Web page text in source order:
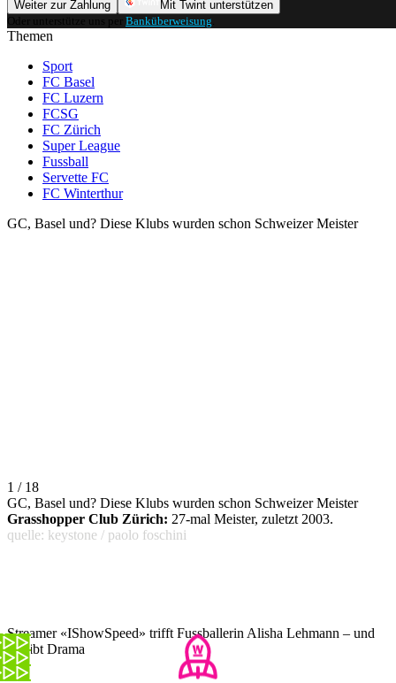
Weiter zur Zahlung
Mit Twint unterstützen
Oder unterstütze uns per Banküberweisung
Themen
Sport
FC Basel
FC Luzern
FCSG
FC Zürich
Super League
Fussball
Servette FC
FC Winterthur
GC, Basel und? Diese Klubs wurden schon Schweizer Meister
1 / 18
GC, Basel und? Diese Klubs wurden schon Schweizer Meister
Grasshopper Club Zürich: 27-mal Meister, zuletzt 2003.
quelle: keystone / paolo foschini
Streamer «IShowSpeed» trifft Fussballerin Alisha Lehmann – und
es gibt Drama